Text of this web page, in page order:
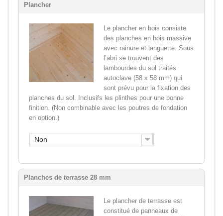
Plancher
Le plancher en bois consiste
des planches en bois massive
avec rainure et languette. Sous
l’abri se trouvent des
lambourdes du sol traités
autoclave (58 x 58 mm) qui
sont prévu pour la fixation des
planches du sol. Inclusifs les plinthes pour une bonne
finition. (Non combinable avec les poutres de fondation
en option.)
Non
Planches de terrasse 28 mm
Le plancher de terrasse est
constitué de panneaux de